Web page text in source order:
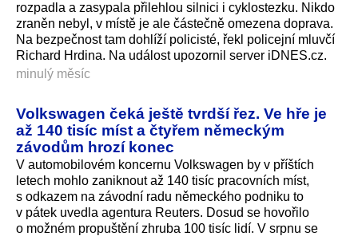
rozpadla a zasypala přilehlou silnici i cyklostezku. Nikdo
zraněn nebyl, v místě je ale částečně omezena doprava.
Na bezpečnost tam dohlíží policisté, řekl policejní mluvčí
Richard Hrdina. Na událost upozornil server iDNES.cz.
minulý měsíc
Volkswagen čeká ještě tvrdší řez. Ve hře je
až 140 tisíc míst a čtyřem německým
závodům hrozí konec
V automobilovém koncernu Volkswagen by v příštích
letech mohlo zaniknout až 140 tisíc pracovních míst,
s odkazem na závodní radu německého podniku to
v pátek uvedla agentura Reuters. Dosud se hovořilo
o možném propuštění zhruba 100 tisíc lidí. V srpnu se